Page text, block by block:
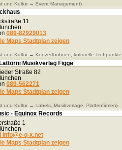
und Kultur → Event Management)
11
089-82929013
Stadtplan zeigen
und Kultur → Konzertbühnen, kulturelle
Musikverlag Figge
Straße 82
089-562271
Stadtplan zeigen
und Kultur → Labels, Musikverlage, Plattenfirmen)
- Equinox Records
1
info@e-q-x.net
Stadtplan zeigen